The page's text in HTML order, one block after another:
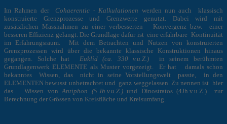
Im Rahmen der Cohaerentic - Kalkulationen werden nun auch klassisch
konstruierte Grenzprozesse und Grenzwerte genutzt. Dabei wird mit
zusätzlichen Massnahmen zu einer verbesserten Konvergenz bzw. einer
besseren Effizienz gelangt. Die Grundlage dafür ist eine erfahrbare Kontinuität
im Erfahrungsraum. Mit dem Betrachten und Nutzen von konstruierten
Grenzprozessen wird über die bekannte klassische Konstruktionen hinaus
gegangen. Solche hat Euklid (ca. 330 v.u.Z.)
in seinem berühmten
Grundlagenwerk ELEMENTE als Muster vorgezeigt. Er hat damals schon
bekanntes Wissen, das nicht in seine Vorstellungswelt passte, in den
ELEMENTEN bewusst unbetrachtet und ganz weggelassen. Zu nennen ist hier
das Wissen vonAntiphon (5.Jh.v.u.Z.)und Dinostratos (4Jh.v.u.Z.) zur
Berechnung der Grössen von Kreisfläche und Kreisumfang.